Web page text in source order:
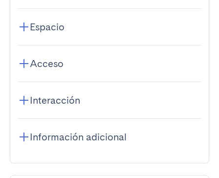
Espacio
Acceso
Interacción
Información adicional